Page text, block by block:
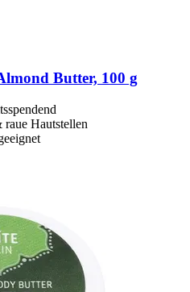
Butter, 100 g
Hautstellen